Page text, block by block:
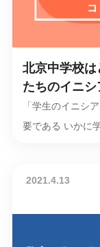
北京中学校
たちのイニ
「学生のイニシ
要である いかに
2021.4.13